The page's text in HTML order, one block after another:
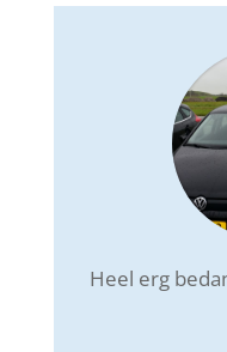
Heel erg